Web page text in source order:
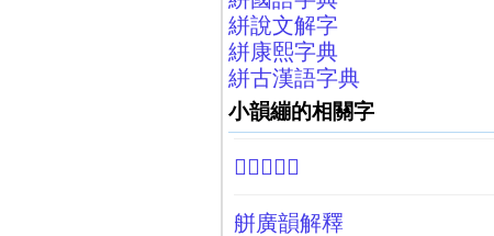
絣說文解字
絣康熙字典
絣古漢語字典
小韻繃的相關字
𢆸廣韻解釋
䑫廣韻解釋